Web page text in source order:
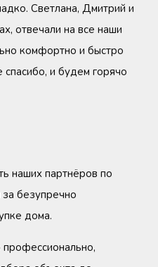
Светлана, Дмитрий и
отвечали на все наши
комфортно и быстро
и будем горячо
наших партнёров по
безупречно
дома.